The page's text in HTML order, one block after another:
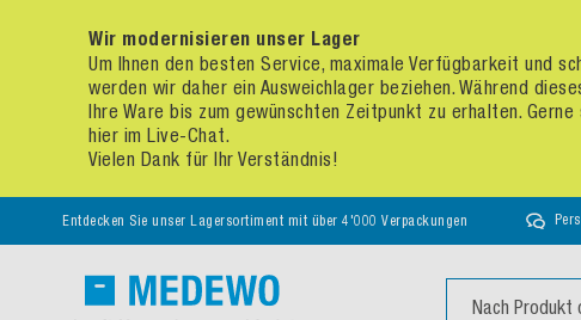
Wir modernisieren unser Lager
Um Ihnen den besten Service, maximale Verfügbarkeit und
werden wir daher ein Ausweichlager beziehen. Während
Ihre Ware bis zum gewünschten Zeitpunkt zu erhalten.
hier im Live-Chat.
Vielen Dank für Ihr Verständnis!
Entdecken Sie unser Lagersortiment mit über 4'000 Verpackungen